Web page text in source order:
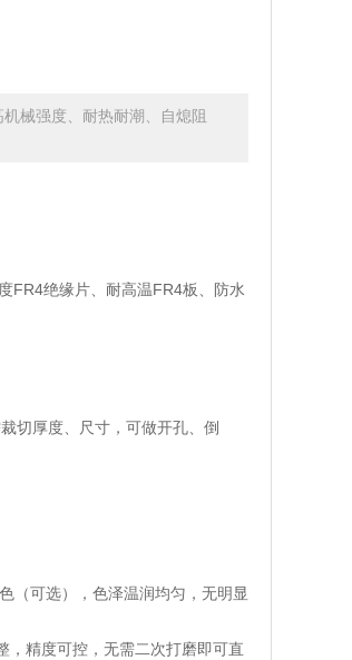
械强度、耐热耐潮、自熄阻
FR4绝缘片、耐高温FR4板、防水
切厚度、尺寸，可做开孔、倒
（可选），色泽温润均匀，无明显
，精度可控，无需二次打磨即可直